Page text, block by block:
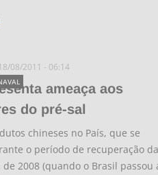
08/2011 - 06:14
ameaça aos
do pré-sal
chineses no País, que se
o período de recuperação da
2008 (quando o Brasil passou